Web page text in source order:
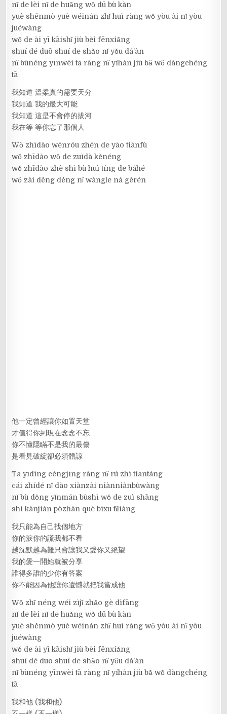
nǐ de lèi nǐ de huǎng wǒ dū bù kàn
yuè shěnmò yuè wéinán zhǐ huì ràng wǒ yòu ài nǐ yòu
juéwàng
wǒ de ài yī kāishǐ jiù bèi fēnxiǎng
shuí dé duō shuí de shǎo nǐ yǒu dá’àn
nǐ bùnéng yīnwèi tā ràng nǐ yíhàn jiù bǎ wǒ dàngchéng
tā
我知道 溫柔真的需要天分
我知道 我的最大可能
我知道 這是不會停的拔河
我在等 等你忘了那個人
Wǒ zhīdào wēnróu zhēn de yāo tiānfù
wǒ zhīdào wǒ de zuìdà kěnéng
wǒ zhīdào zhè shì bù huì tíng de báhé
wǒ zài děng děng nǐ wàngle nà gèrén
他一定曾經讓你如置天堂
才值得你到現在念念不忘
你不懂隱瞞不是我的最傷
是看見破綻卻必須體諒
Tā yīdìng céngjīng ràng nǐ rú zhì tiāntáng
cái zhídé nǐ dào xiànzài niànniànbùwàng
nǐ bù dǒng yǐnmán bùshì wǒ de zuì shāng
shì kànjiàn pòzhàn què bìxū tǐliàng
我只能為自己找個地方
你的淚你的謊我都不看
越沈默越為難只會讓我又愛你又絕望
我的愛一開始就被分享
誰得多誰的少你有答案
你不能因為他讓你遺憾就把我當成他
Wǒ zhǐ néng wéi zìjǐ zhǎo gè dìfāng
nǐ de lèi nǐ de huǎng wǒ dū bù kàn
yuè shěnmò yuè wéinán zhǐ huì ràng wǒ yòu ài nǐ yòu
juéwàng
wǒ de ài yī kāishǐ jiù bèi fēnxiǎng
shuí dé duō shuí de shǎo nǐ yǒu dá’àn
nǐ bùnéng yīnwèi tā ràng nǐ yíhàn jiù bǎ wǒ dàngchéng
tā
我和他 (我和他)